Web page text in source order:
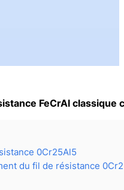
FeCrAl
0Cr25Al5
du fil de résistance